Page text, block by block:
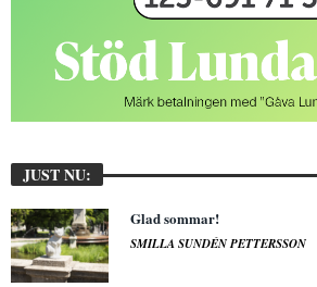
JUST NU:
Glad sommar!
SMILLA SUNDÉN PETTERSSON